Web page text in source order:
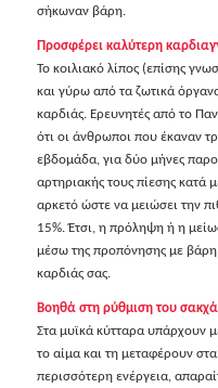
σήκωναν βάρη.
Προσφέρει καλύτερη
Το κοιλιακό λίπος (επίσης
και γύρω από τα ζωτικά
καρδιάς. Ερευνητές από το
ότι οι άνθρωποι που έκαναν
εβδομάδα, για δύο μήνες
αρτηριακής τους πίεσης κατά
αρκετό ώστε να μειώσει την
15%. Έτσι, η πρόληψη ή η
μέσω της προπόνησης με βάρη,
καρδιάς σας.
Βοηθά στη ρύθμιση του
Στα μυϊκά κύτταρα υπάρχουν
το αίμα και τη μεταφέρουν
περισσότερη ενέργεια,